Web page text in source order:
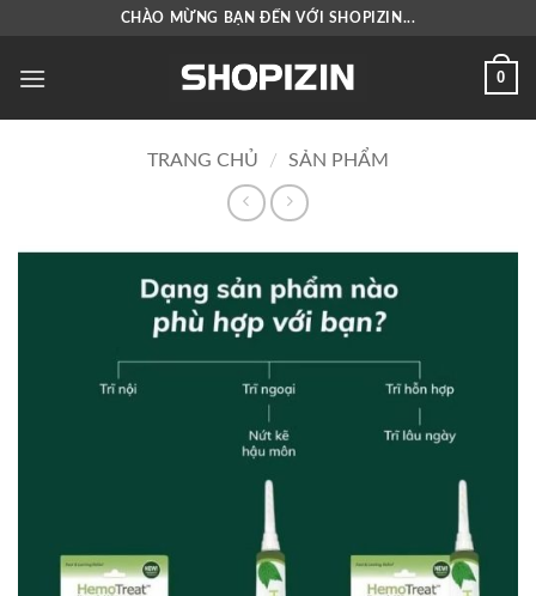
nội
CHÀO MỪNG BẠN ĐẾN VỚI SHOPIZIN...
0
TRANG CHỦ / SẢN PHẨM